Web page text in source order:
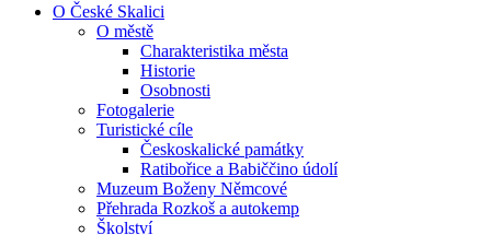
O České Skalici
O městě
Charakteristika města
Historie
Osobnosti
Fotogalerie
Turistické cíle
Českoskalické památky
Ratibořice a Babiččino údolí
Muzeum Boženy Němcové
Přehrada Rozkoš a autokemp
Školství